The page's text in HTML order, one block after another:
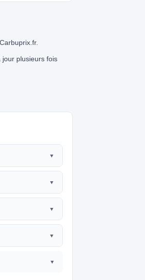
jour plusieurs fois